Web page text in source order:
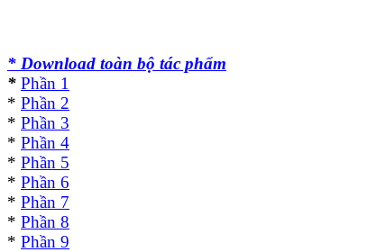
* Download toàn bộ tác phẩm
* Phần 1
* Phần 2
* Phần 3
* Phần 4
* Phần 5
* Phần 6
* Phần 7
* Phần 8
* Phần 9